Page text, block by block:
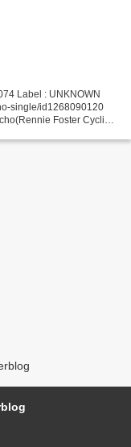
Label : UNKNOWN
single/id1268090120
Foster Cyclic